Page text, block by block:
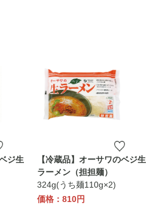
ジ生
【冷蔵品】オーサワのベジ生
ラーメン（担担麺）
324g(うち麺110g×2)
価格：810円